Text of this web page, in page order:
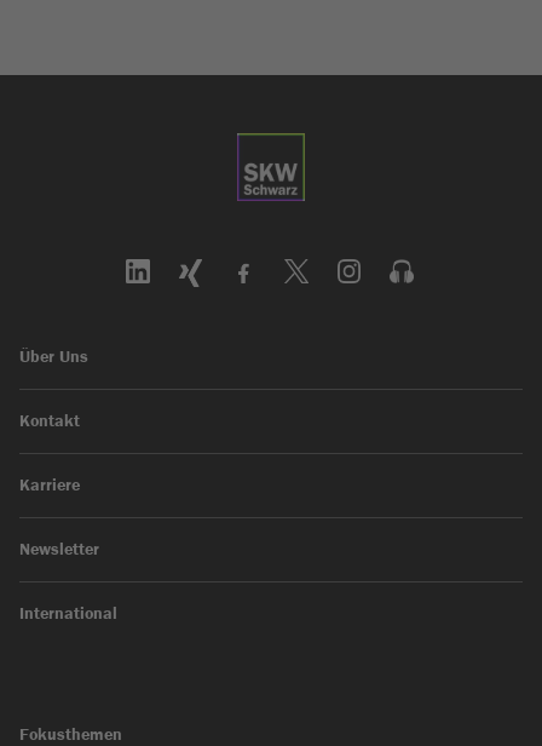
Über Uns
Kontakt
Karriere
Newsletter
International
Fokusthemen